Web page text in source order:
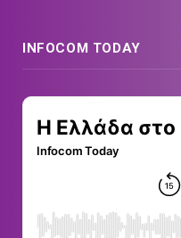
INFOCOM TODAY